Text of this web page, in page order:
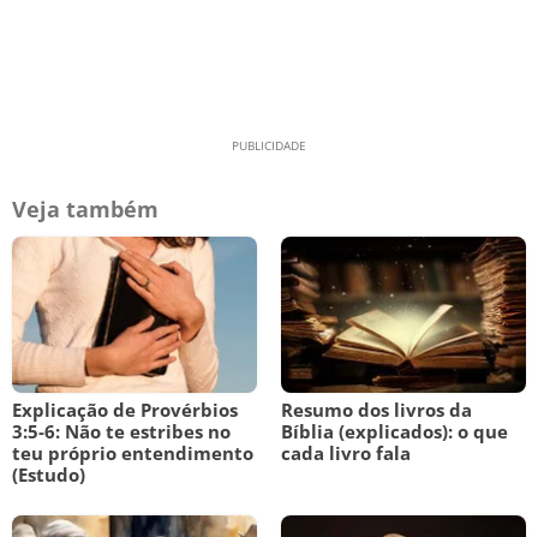
Veja também
Explicação de Provérbios
3:5-6: Não te estribes no
teu próprio entendimento
(Estudo)
Resumo dos livros da
Bíblia (explicados): o que
cada livro fala